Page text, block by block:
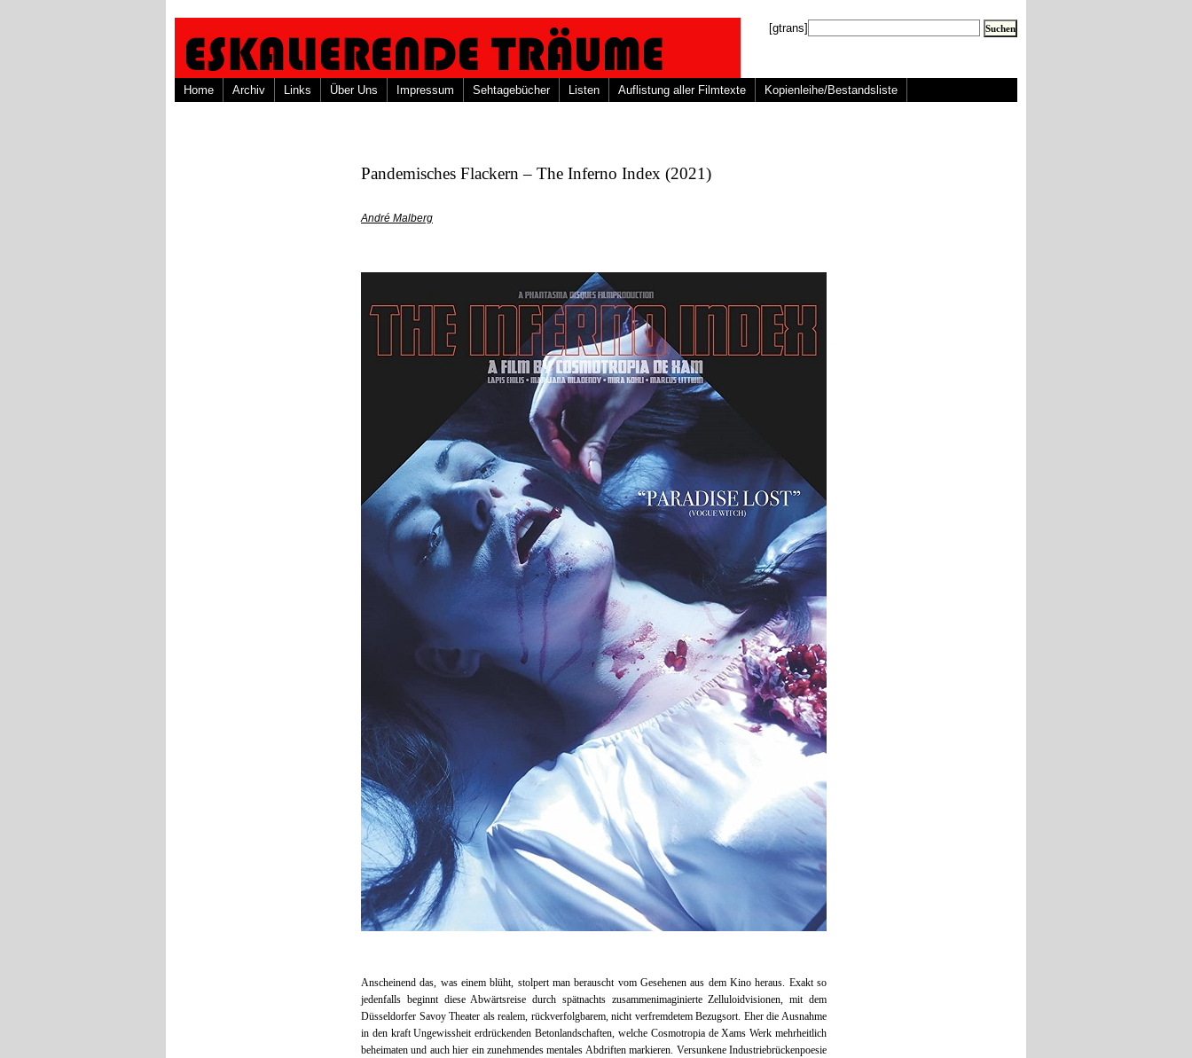
[gtrans]
Home Archiv Links Über Uns Impressum Sehtagebücher Listen Auflistung aller Filmtexte Kopienleihe/Bestandsliste
Pandemisches Flackern – The Inferno Index (2021)
André Malberg
Anscheinend das, was einem blüht, stolpert man berauscht vom Gesehenen aus dem Kino heraus. Exakt so
jedenfalls beginnt diese Abwärtsreise durch spätnachts zusammenimaginierte Zelluloidvisionen, mit dem
Düsseldorfer Savoy Theater als realem, rückverfolgbarem, nicht verfremdetem Bezugsort. Eher die Ausnahme
in den kraft Ungewissheit erdrückenden Betonlandschaften, welche Cosmotropia de Xams Werk mehrheitlich
beheimaten und auch hier ein zunehmendes mentales Abdriften markieren. Versunkene Industriebrückenpoesie